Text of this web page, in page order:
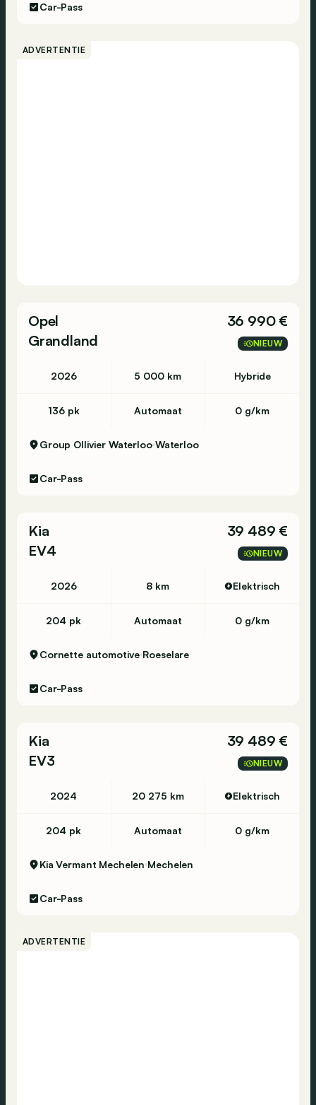
Car-Pass
ADVERTENTIE
Opel
Grandland
36 990 €
NIEUW
2026 5 000 km Hybride
136 pk Automaat 0 g/km
Group Ollivier Waterloo Waterloo
Car-Pass
Kia
EV4
39 489 €
NIEUW
2026 8 km Elektrisch
204 pk Automaat 0 g/km
Cornette automotive Roeselare
Car-Pass
Kia
EV3
39 489 €
NIEUW
2024 20 275 km Elektrisch
204 pk Automaat 0 g/km
Kia Vermant Mechelen Mechelen
Car-Pass
ADVERTENTIE